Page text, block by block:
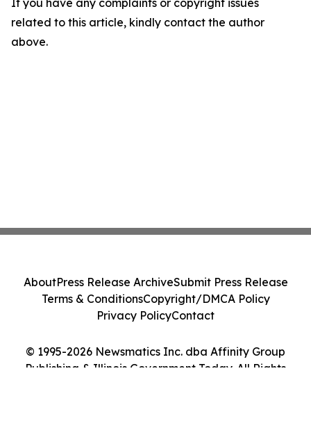
If you have any complaints or copyright issues
related to this article, kindly contact the author
above.
© 1995-2026 Newsmatics Inc. dba Affinity Group
Publishing & Illinois Government Today. All Rights
AboutPress Release ArchiveSubmit Press Release
Terms & ConditionsCopyright/DMCA Policy
Privacy PolicyContact